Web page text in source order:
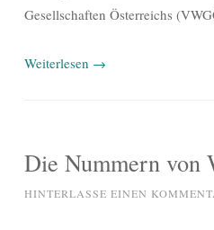
Gesellschaften Österreichs
Weiterlesen →
Die Nummern von
HINTERLASSE EINEN